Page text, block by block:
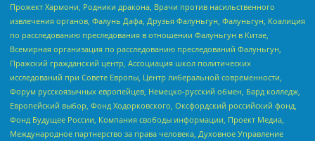
Прожект Хармони, Родники дракона, Врачи против насильственного
извлечения органов, Фалунь Дафа, Друзья Фалуньгун, Фалуньгун, Коалиция
по расследованию преследования в отношении Фалуньгун в Китае,
Всемирная организация по расследованию преследований Фалуньгун,
Пражский гражданский центр, Ассоциация школ политических
исследований при Совете Европы, Центр либеральной современности,
Форум русскоязычных европейцев, Немецко-русский обмен, Бард колледж,
Европейский выбор, Фонд Ходорковского, Оксфордский российский фонд,
Фонд Будущее России, Компания свободы информации, Проект Медиа,
Международное партнерство за права человека, Духовное Управление